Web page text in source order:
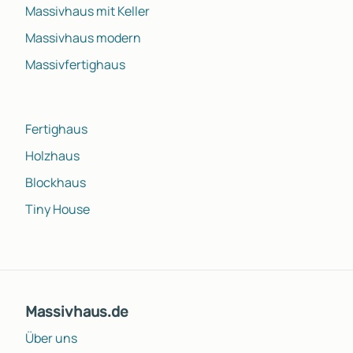
Massivhaus mit Keller
Massivhaus modern
Massivfertighaus
Fertighaus
Holzhaus
Blockhaus
Tiny House
Massivhaus.de
Über uns